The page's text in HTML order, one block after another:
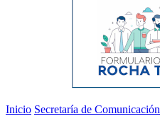
Inicio Secretaría de Comunicación